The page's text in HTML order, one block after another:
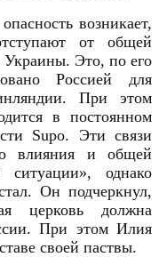
возникает,
от общей
Это, по его
Россией для
При этом
в постоянном
Supo. Эти связи
влияния и общей
ситуации», однако
Он подчеркнул,
церковь должна
При этом Илия
своей паствы.